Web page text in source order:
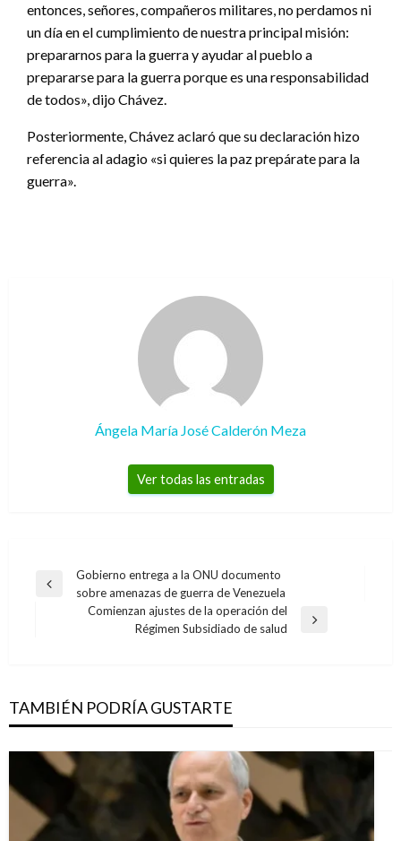
entonces, señores, compañeros militares, no perdamos ni
un día en el cumplimiento de nuestra principal misión:
prepararnos para la guerra y ayudar al pueblo a
prepararse para la guerra porque es una responsabilidad
de todos», dijo Chávez.
Posteriormente, Chávez aclaró que su declaración hizo
referencia al adagio «si quieres la paz prepárate para la
guerra».
Ángela María José Calderón Meza
Ver todas las entradas
Navegación
Entrada
Gobierno entrega a la ONU documento
sobre amenazas de guerra de Venezuela
Comienzan ajustes de la operación del
Régimen Subsidiado de salud
TAMBIÉN PODRÍA GUSTARTE